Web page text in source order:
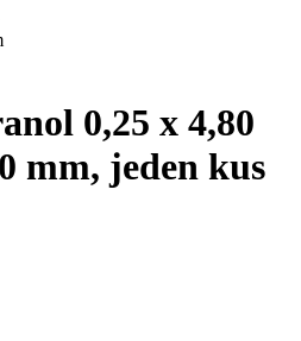
0,25 x 4,80
mm, jeden kus